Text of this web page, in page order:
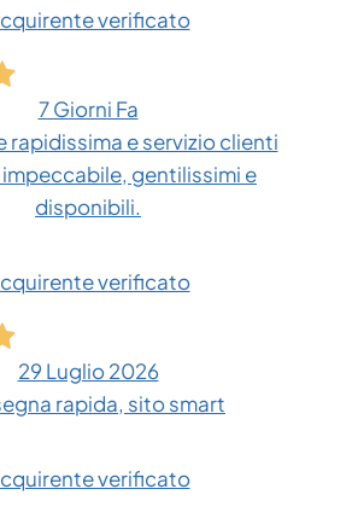
verificato
7 Giorni Fa
rapidissima e servizio clienti
gentilissimi e
disponibili.
verificato
29 Luglio 2026
rapida, sito smart
verificato